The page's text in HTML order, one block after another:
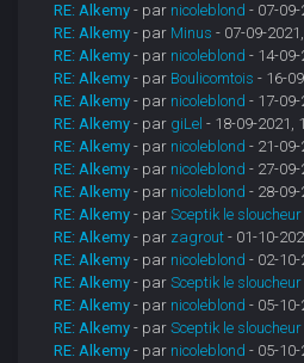
RE: Alkemy - par nicoleblond - 07-
RE: Alkemy - par Minus - 07-09-
RE: Alkemy - par nicoleblond - 14-09-
RE: Alkemy - par Boulicomtois - 16-
RE: Alkemy - par nicoleblond - 17-
RE: Alkemy - par giLel - 18-09-2021,
RE: Alkemy - par nicoleblond - 21-
RE: Alkemy - par nicoleblond - 27-09-
RE: Alkemy - par nicoleblond - 28-
RE: Alkemy - parSceptik le sloucheur
RE: Alkemy - par zagrout - 01-10-
RE: Alkemy - par nicoleblond - 02-
RE: Alkemy - parSceptik le sloucheur
RE: Alkemy - par nicoleblond - 05-
RE: Alkemy - parSceptik le sloucheur
RE: Alkemy - par nicoleblond - 05-